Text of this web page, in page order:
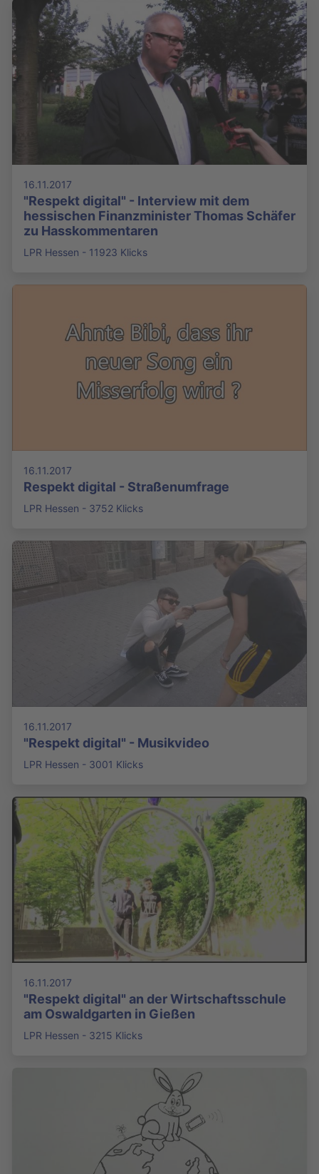
16.11.2017
"Respekt digital" - Interview mit dem
hessischen Finanzminister Thomas Schäfer
zu Hasskommentaren
LPR Hessen - 11923 Klicks
16.11.2017
Respekt digital - Straßenumfrage
LPR Hessen - 3752 Klicks
16.11.2017
"Respekt digital" - Musikvideo
LPR Hessen - 3001 Klicks
16.11.2017
"Respekt digital" an der Wirtschaftsschule
am Oswaldgarten in Gießen
LPR Hessen - 3215 Klicks